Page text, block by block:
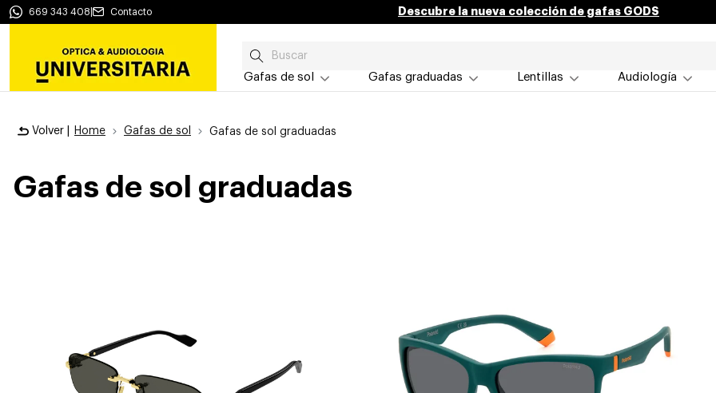
669 343 408 Contacto Descubre la nueva colección de gafas GODS
Gafas de sol Gafas graduadas Lentillas Audiología
Volver | Home Gafas de sol Gafas de sol graduadas
Gafas de sol graduadas